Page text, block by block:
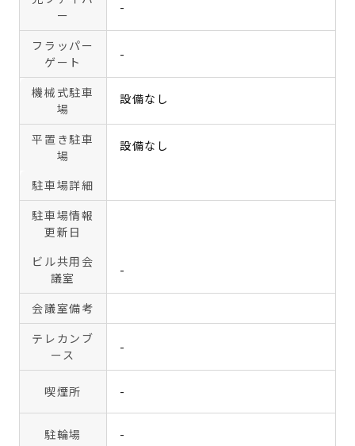
ー
-
フラッパー
ゲート
-
機械式駐車
場
設備なし
平置き駐車
場
設備なし
駐車場詳細
駐車場情報
更新日
ビル共用会
議室
-
会議室備考
テレカンブ
ース
-
喫煙所 -
駐輪場 -